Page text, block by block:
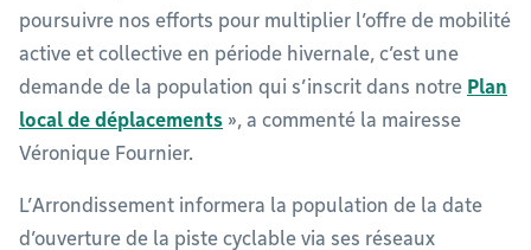
poursuivre nos efforts pour multiplier l’offre de mobilité
active et collective en période hivernale, c’est une
demande de la population qui s’inscrit dans notre Plan
local de déplacements », a commenté la mairesse
Véronique Fournier.
L’Arrondissement informera la population de la date
d’ouverture de la piste cyclable via ses réseaux